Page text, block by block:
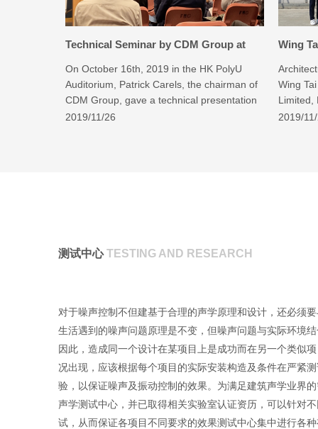
Technical Seminar by CDM Group at
On October 16th, 2019 in the HK PolyU
Auditorium, Patrick Carels, the chairman of
CDM Group, gave a technical presentation
to an audience composed of expert
2019/11/26
Wing
Visit
Wing
Limited,
Paul Y.
2019/
测试中心TESTING AND RESEARCH
对于噪声控制不但建基于合理的声学原理和设计，还必须
生活遇到的噪声问题原理是不变，但噪声问题与实际环境
因此，造成同一个设计在某项目上是成功而在另一个类似
况出现，应该根据每个项目的实际安装构造及条件在严紧
验，以保证噪声及振动控制的效果。为满足建筑声学业界
声学测试中心，并已取得相关实验室认证资历，可以针对
试，从而保证各项目不同要求的效果测试中心集中进行各